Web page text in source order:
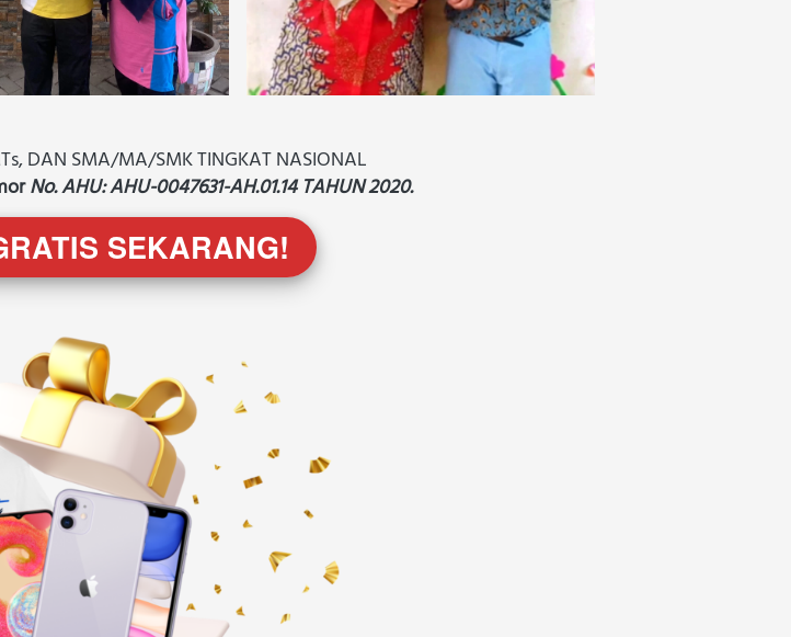
DAN SMA/MA/SMK TINGKAT NASIONAL
No. AHU: AHU-0047631-AH.01.14 TAHUN 2020.
SEKARANG!